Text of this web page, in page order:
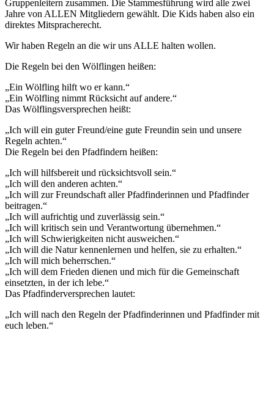
Gruppenleitern zusammen. Die Stammesführung wird alle zwei
Jahre von ALLEN Mitgliedern gewählt. Die Kids haben also ein
direktes Mitspracherecht.
Wir haben Regeln an die wir uns ALLE halten wollen.
Die Regeln bei den Wölflingen heißen:
„Ein Wölfling hilft wo er kann.“
„Ein Wölfling nimmt Rücksicht auf andere.“
Das Wölflingsversprechen heißt:
„Ich will ein guter Freund/eine gute Freundin sein und unsere
Regeln achten.“
Die Regeln bei den Pfadfindern heißen:
„Ich will hilfsbereit und rücksichtsvoll sein.“
„Ich will den anderen achten.“
„Ich will zur Freundschaft aller Pfadfinderinnen und Pfadfinder
beitragen.“
„Ich will aufrichtig und zuverlässig sein.“
„Ich will kritisch sein und Verantwortung übernehmen.“
„Ich will Schwierigkeiten nicht ausweichen.“
„Ich will die Natur kennenlernen und helfen, sie zu erhalten.“
„Ich will mich beherrschen.“
„Ich will dem Frieden dienen und mich für die Gemeinschaft
einsetzten, in der ich lebe.“
Das Pfadfinderversprechen lautet:
„Ich will nach den Regeln der Pfadfinderinnen und Pfadfinder mit
euch leben.“